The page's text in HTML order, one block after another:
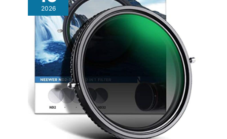
2026